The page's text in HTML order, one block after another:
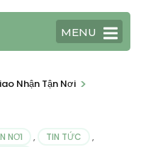
MENU
Nhận Tận Nơi >
NƠI , TIN TỨC
,